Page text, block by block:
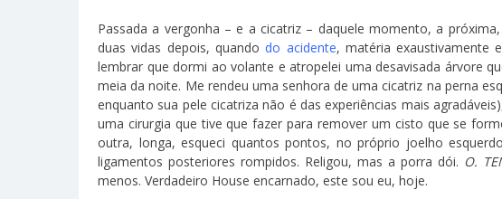
Passada a vergonha – e a cicatriz – daquele momento, a
duas vidas depois, quandodo acidente, matéria exaustivamente
lembrar que dormi ao volante e atropelei uma desavisada árvore
meia da noite. Me rendeu uma senhora de uma cicatriz na perna
enquanto sua pele cicatriza não é das experiências mais
uma cirurgia que tive que fazer para remover um cisto que se
outra, longa, esqueci quantos pontos, no próprio joelho
ligamentos posteriores rompidos. Religou, mas a porra dói. O.
menos. Verdadeiro House encarnado, este sou eu, hoje.